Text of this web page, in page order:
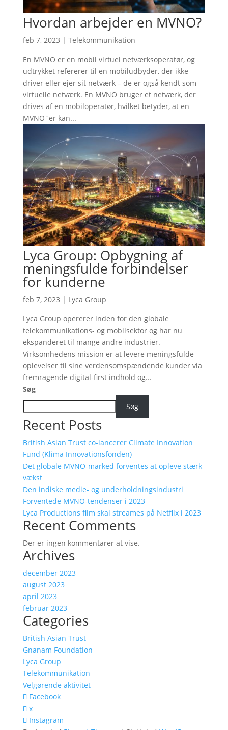
Hvordan arbejder en MVNO?
feb 7, 2023 | Telekommunikation
En MVNO er en mobil virtuel netværksoperatør, og
udtrykket refererer til en mobiludbyder, der ikke
driver eller ejer sit netværk – de er også kendt som
virtuelle netværk. En MVNO bruger et netværk, der
drives af en mobiloperatør, hvilket betyder, at en
MVNO`er kan...
Lyca Group: Opbygning af
meningsfulde forbindelser
for kunderne
feb 7, 2023 | Lyca Group
Lyca Group opererer inden for den globale
telekommunikations- og mobilsektor og har nu
ekspanderet til mange andre industrier.
Virksomhedens mission er at levere meningsfulde
oplevelser til sine verdensomspændende kunder via
fremragende digital-first indhold og...
Søg
Søg
Recent Posts
British Asian Trust co-lancerer Climate Innovation
Fund (Klima Innovationsfonden)
Det globale MVNO-marked forventes at opleve stærk
vækst
Den indiske medie- og underholdningsindustri
Forventede MVNO-tendenser i 2023
Lyca Productions film skal streames på Netflix i 2023
Recent Comments
Der er ingen kommentarer at vise.
Archives
december 2023
august 2023
april 2023
februar 2023
Categories
British Asian Trust
Gnanam Foundation
Lyca Group
Telekommunikation
Velgørende aktivitet
Facebook
x
Instagram